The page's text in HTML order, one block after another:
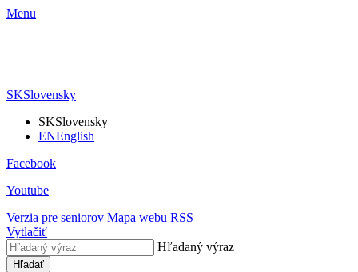
Menu
SKSlovensky
SKSlovensky
ENEnglish
Facebook
Youtube
Verzia pre seniorov Mapa webu RSS
Vytlačiť
Hľadaný výraz
Hľadať